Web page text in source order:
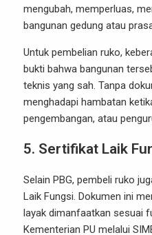
mengubah, memperluas,
bangunan gedung atau
Untuk pembelian ruko,
bukti bahwa bangunan
teknis yang sah. Tanpa
menghadapi hambatan
pengembangan, atau
5. Sertifikat Laik
Selain PBG, pembeli ruko
Laik Fungsi. Dokumen ini
layak dimanfaatkan sesuai
Kementerian PU melalui